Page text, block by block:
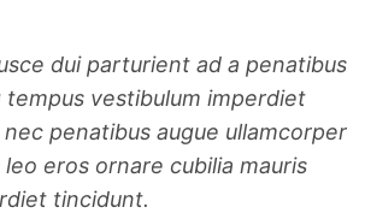
dui parturient ad a penatibus
tempus vestibulum imperdiet
penatibus augue ullamcorper
eros ornare cubilia mauris
tincidunt.